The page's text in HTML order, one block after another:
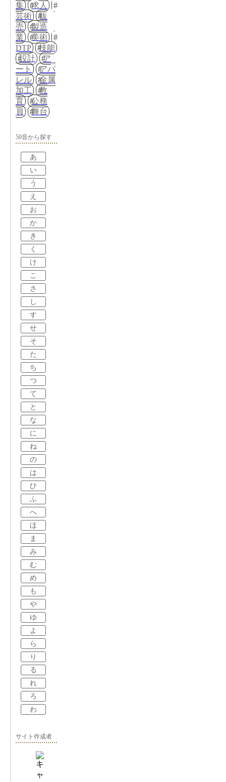
集
求人
芸術
販
売
製造
業
美術
DTP
技能
設計
ア
ート
アパ
レル
金属
加工
教
育
公務
員
舞台
50音から探す
あ
い
う
え
お
か
き
く
け
こ
さ
し
す
せ
そ
た
ち
つ
て
と
な
に
ね
の
は
ひ
ふ
へ
ほ
ま
み
む
め
も
や
ゆ
よ
ら
り
る
れ
ろ
わ
サイト作成者